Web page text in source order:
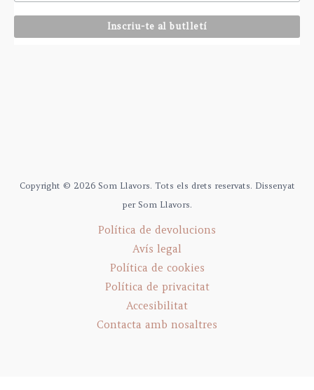
Copyright © 2026 Som Llavors. Tots els drets reservats. Dissenyat
per Som Llavors.
Política de devolucions
Avís legal
Política de cookies
Política de privacitat
Accesibilitat
Contacta amb nosaltres